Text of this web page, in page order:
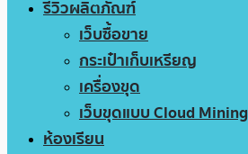
รีวิวผลิตภัณฑ์
เว็บซื้อขาย
กระเป๋าเก็บเหรียญ
เครื่องขุด
เว็บขุดแบบ Cloud Mining
ห้องเรียน